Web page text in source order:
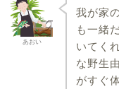
あおい
我が家
も一緒
いてく
な野生
がすぐ